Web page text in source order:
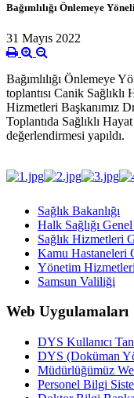
Bağımlılığı Önlemeye
31 Mayıs 2022
Bağımlılığı Önlemeye
toplantısı Canik
Hizmetleri Başkanımız
Toplantıda Sağlıklı
değerlendirmesi yapıldı.
Sağlık Bakanlığı
Halk Sağlığı
Sağlık Hizmetleri
Kamu Hastaneleri
Yönetim
Samsun Valiliği
Web Uygulamaları
DYS Kullanıcı
DYS (Doküman
Müdürlüğümüz
Personel Bilgi